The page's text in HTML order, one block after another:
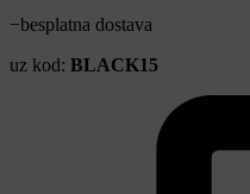
−besplatna dostava
uz kod: BLACK15